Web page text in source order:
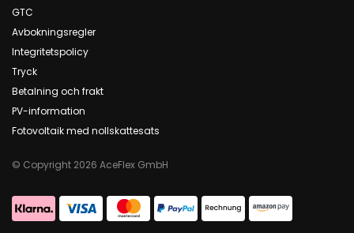
GTC
Avbokningsregler
Integritetspolicy
Tryck
Betalning och frakt
PV-information
Fotovoltaik med nollskattesats
© Copyright 2026 AceFlex GmbH